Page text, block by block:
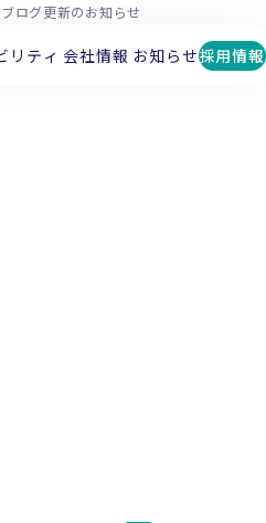
リティ 会社情報 お知らせ採用情報
ログ更新のお知らせ